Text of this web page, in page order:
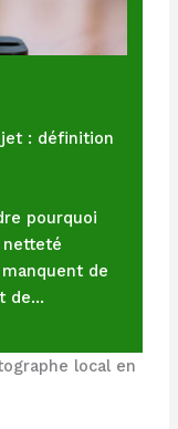
: définition
pourquoi
netteté
de
de…
local en